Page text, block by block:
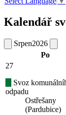
Kalendář
Srpen2026
Po
27
Svoz
odpadu
Ostřešany
(Pardubice)